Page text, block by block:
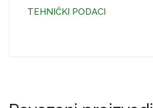
TEHNIČKI PODACI